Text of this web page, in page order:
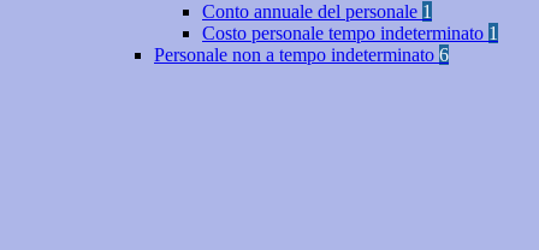
Conto annuale del personale 1
Costo personale tempo indeterminato 1
Personale non a tempo indeterminato 6